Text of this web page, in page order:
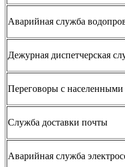
Аварийная служба
Дежурная диспетчерская
Переговоры с
Служба доставки почты
Аварийная служба